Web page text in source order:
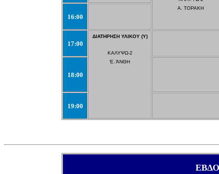
Α. ΤΟΡΑΚΗ
16:00
17:00
ΔΙΑΤΗΡΗΣΗ ΥΛΙΚΟΥ (Υ)
ΚΑΛΥΨΩ-2
Έ. ΆΝΘΗ
18:00
19:00